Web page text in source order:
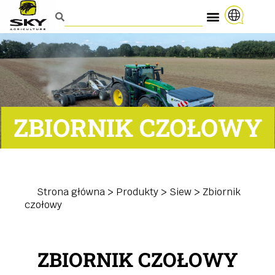
ZBIORNIK CZOŁOWY
Strona główna > Produkty > Siew > Zbiornik
czołowy
ZBIORNIK CZOŁOWY